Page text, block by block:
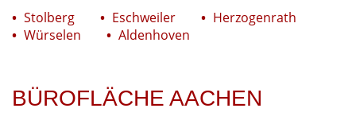
Stolberg Eschweiler
Herzogenrath
Würselen
Aldenhoven
BÜROFLÄCHE AACHEN